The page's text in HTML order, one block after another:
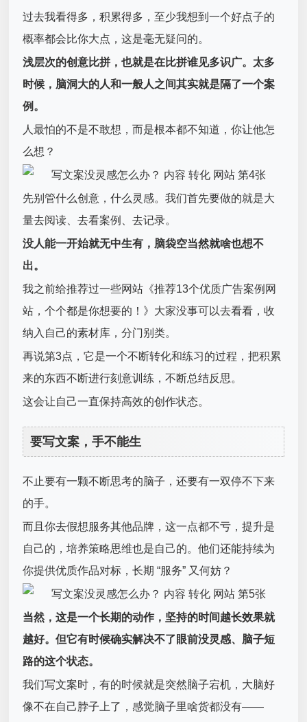
过去我看得多，积累得多，至少我想到一个好点子的
概率都会比你大点，这是毫无疑问的。
浅层次的创意比拼，也就是在比拼谁见多识广。太多
时候，脑洞大的人和一般人之间其实就是隔了一个案
例。
人最怕的不是不敢想，而是根本都不知道，你让他怎
么想？
先别管什么创意，什么灵感。我们首先要做的就是大
量去阅读、去看案例、去记录。
没人能一开始就无中生有，脑袋空当然就啥也想不
出。
我之前给推荐过一些网站《推荐13个优质广告案例网
站，个个都是你想要的！》大家没事可以去看看，收
纳入自己的素材库，分门别类。
再说第3点，它是一个不断转化和练习的过程，把积累
来的东西不断进行刻意训练，不断总结反思。
这会让自己一直保持高效的创作状态。
要写文案，手不能生
不止要有一颗不断思考的脑子，还要有一双停不下来
的手。
而且你去假想服务其他品牌，这一点都不亏，提升是
自己的，培养策略思维也是自己的。他们还能持续为
你提供优质作品对标，长期 “服务” 又何妨？
当然，这是一个长期的动作，坚持的时间越长效果就
越好。但它有时候确实解决不了眼前没灵感、脑子短
路的这个状态。
我们写文案时，有的时候就是突然脑子宕机，大脑好
像不在自己脖子上了，感觉脑子里啥货都没有——